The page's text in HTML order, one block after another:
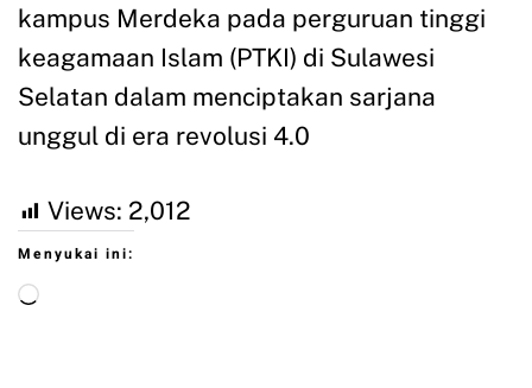
kampus Merdeka pada perguruan tinggi
keagamaan Islam (PTKI) di Sulawesi
Selatan dalam menciptakan sarjana
unggul di era revolusi 4.0
Views: 2,012
Menyukai ini: